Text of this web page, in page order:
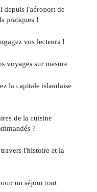
depuis l'aéroport de
pratiques !
vos lecteurs !
voyages sur mesure
la capitale islandaise
de la cuisine
?
l'histoire et la
un séjour tout